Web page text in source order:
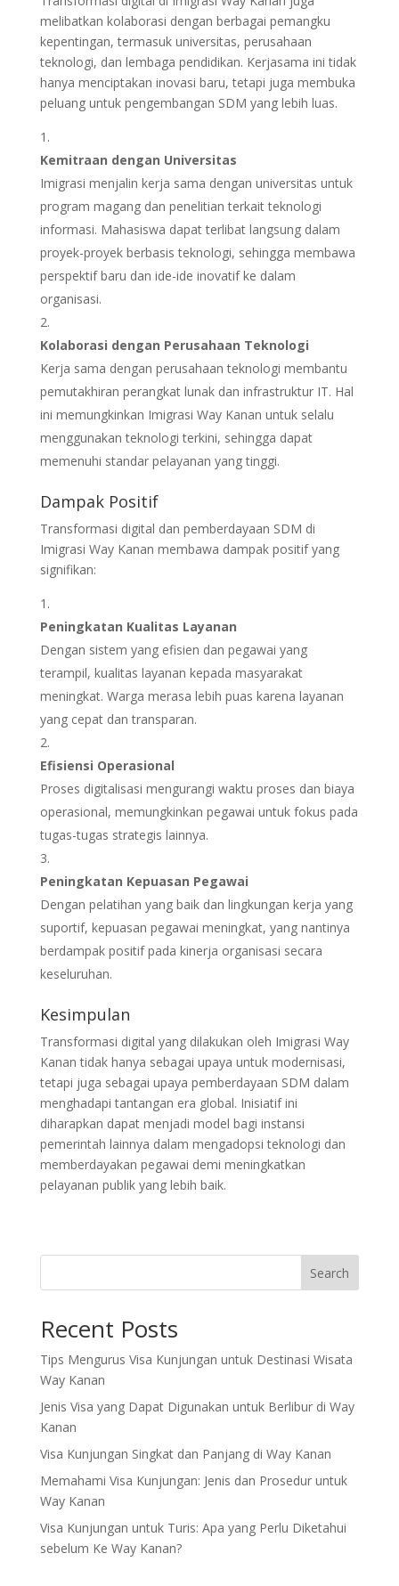
melibatkan kolaborasi dengan berbagai pemangku
kepentingan, termasuk universitas, perusahaan
teknologi, dan lembaga pendidikan. Kerjasama ini tidak
hanya menciptakan inovasi baru, tetapi juga membuka
peluang untuk pengembangan SDM yang lebih luas.
Kemitraan dengan Universitas
Imigrasi menjalin kerja sama dengan universitas untuk
program magang dan penelitian terkait teknologi
informasi. Mahasiswa dapat terlibat langsung dalam
proyek-proyek berbasis teknologi, sehingga membawa
perspektif baru dan ide-ide inovatif ke dalam
organisasi.
Kolaborasi dengan Perusahaan Teknologi
Kerja sama dengan perusahaan teknologi membantu
pemutakhiran perangkat lunak dan infrastruktur IT. Hal
ini memungkinkan Imigrasi Way Kanan untuk selalu
menggunakan teknologi terkini, sehingga dapat
memenuhi standar pelayanan yang tinggi.
Dampak Positif
Transformasi digital dan pemberdayaan SDM di
Imigrasi Way Kanan membawa dampak positif yang
signifikan:
Peningkatan Kualitas Layanan
Dengan sistem yang efisien dan pegawai yang
terampil, kualitas layanan kepada masyarakat
meningkat. Warga merasa lebih puas karena layanan
yang cepat dan transparan.
Efisiensi Operasional
Proses digitalisasi mengurangi waktu proses dan biaya
operasional, memungkinkan pegawai untuk fokus pada
tugas-tugas strategis lainnya.
Peningkatan Kepuasan Pegawai
Dengan pelatihan yang baik dan lingkungan kerja yang
suportif, kepuasan pegawai meningkat, yang nantinya
berdampak positif pada kinerja organisasi secara
keseluruhan.
Kesimpulan
Transformasi digital yang dilakukan oleh Imigrasi Way
Kanan tidak hanya sebagai upaya untuk modernisasi,
tetapi juga sebagai upaya pemberdayaan SDM dalam
menghadapi tantangan era global. Inisiatif ini
diharapkan dapat menjadi model bagi instansi
pemerintah lainnya dalam mengadopsi teknologi dan
memberdayakan pegawai demi meningkatkan
pelayanan publik yang lebih baik.
Search
Recent Posts
Tips Mengurus Visa Kunjungan untuk Destinasi Wisata
Way Kanan
Jenis Visa yang Dapat Digunakan untuk Berlibur di Way
Kanan
Visa Kunjungan Singkat dan Panjang di Way Kanan
Memahami Visa Kunjungan: Jenis dan Prosedur untuk
Way Kanan
Visa Kunjungan untuk Turis: Apa yang Perlu Diketahui
sebelum Ke Way Kanan?